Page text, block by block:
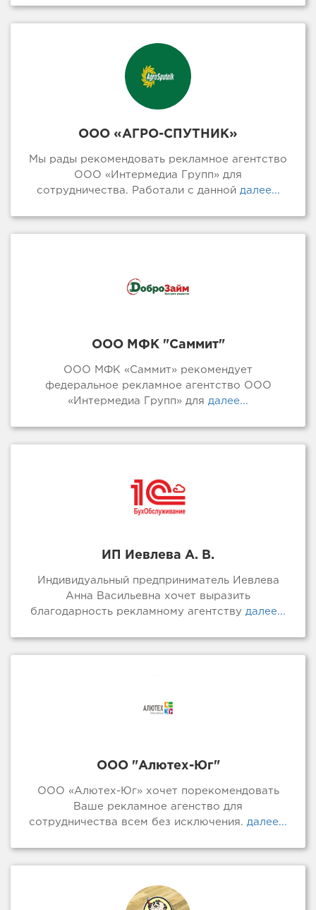
ООО «АГРО-СПУТНИК»
Мы рады рекомендовать рекламное агентство
ООО «Интермедиа Групп» для
сотрудничества. Работали с даннойдалее...
ООО МФК "Саммит"
ООО МФК «Саммит» рекомендует
федеральное рекламное агентство ООО
«Интермедиа Групп» для далее...
ИП Иевлева А. В.
Индивидуальный предприниматель Иевлева
Анна Васильевна хочет выразить
благодарность рекламному агентству далее...
ООО "Алютех-Юг"
ООО «Алютех-Юг» хочет порекомендовать
Ваше рекламное агенство для
сотрудничества всем без исключения. далее...